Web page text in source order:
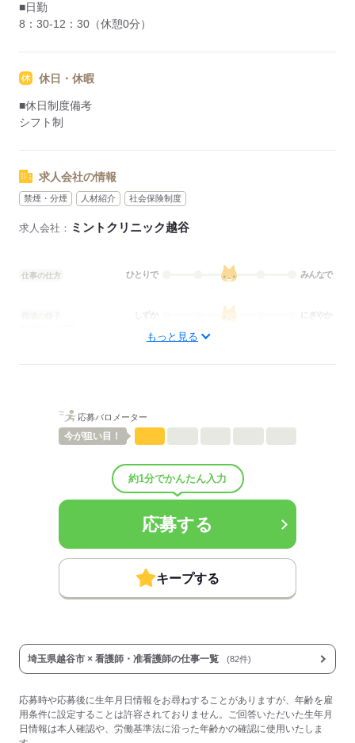
■日勤
8：30-12：30（休憩0分）
休日・休暇
■休日制度備考
シフト制
求人会社の情報
禁煙・分煙 人材紹介 社会保険制度
求人会社： ミントクリニック越谷
仕事の仕方 ひとりで みんなで
にぎやか
■試用期間の待遇変更有無：無
■試用期間中の労働条件：■その他福利厚生：
■受動喫煙防止措置：
敷地内禁煙
応募する
もっと見る
応募バロメーター
今が狙い目！
約1分でかんたん入力
応募する
キープする
埼玉県越谷市 × 看護師・准看護師の仕事一覧 (82件)
応募時や応募後に生年月日情報をお尋ねすることがありますが、年齢を雇
用条件に設定することは許容されておりません。ご回答いただいた生年月
日情報は本人確認や、労働基準法に沿った年齢かの確認に使用いたしま